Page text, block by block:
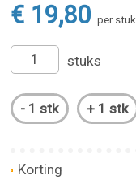
€ 19,80 per stuk
stuks
Korting